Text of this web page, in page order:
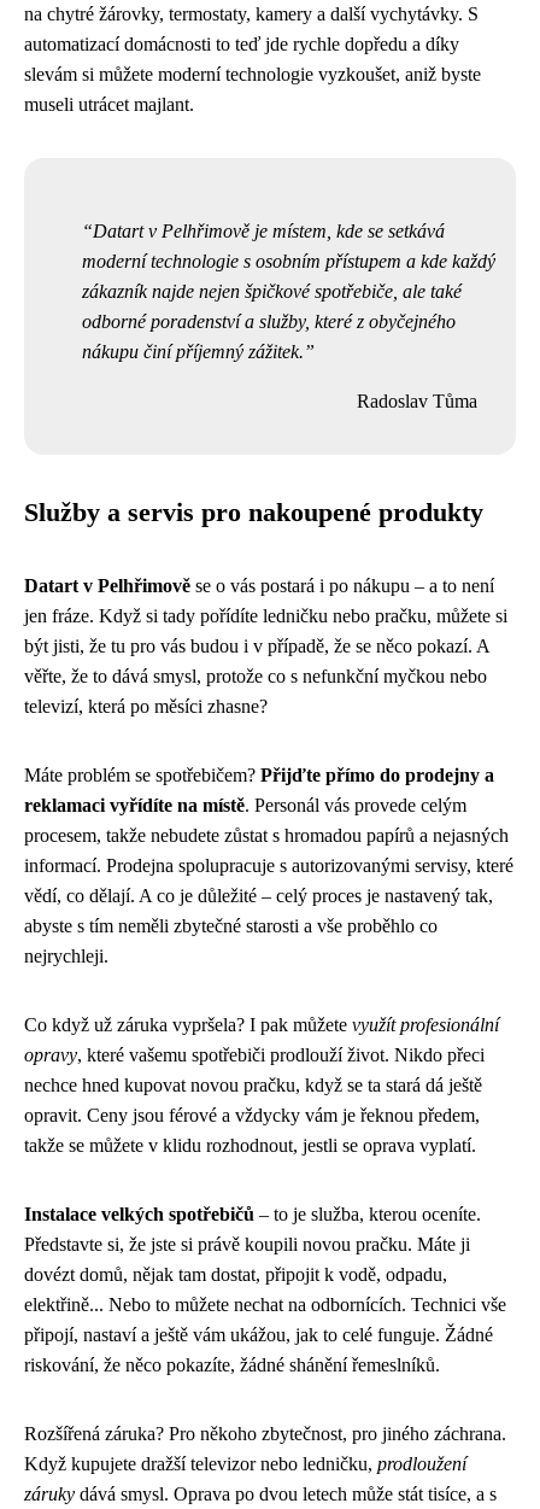
na chytré žárovky, termostaty, kamery a další vychytávky. S
automatizací domácnosti to teď jde rychle dopředu a díky
slevám si můžete moderní technologie vyzkoušet, aniž byste
museli utrácet majlant.
Datart v Pelhřimově je místem, kde se setkává
moderní technologie s osobním přístupem a kde každý
zákazník najde nejen špičkové spotřebiče, ale také
odborné poradenství a služby, které z obyčejného
nákupu činí příjemný zážitek.
Radoslav Tůma
Služby a servis pro nakoupené produkty
Datart v Pelhřimově se o vás postará i po nákupu – a to není
jen fráze. Když si tady pořídíte ledničku nebo pračku, můžete si
být jisti, že tu pro vás budou i v případě, že se něco pokazí. A
věřte, že to dává smysl, protože co s nefunkční myčkou nebo
televizí, která po měsíci zhasne?
Máte problém se spotřebičem? Přijďte přímo do prodejny a
reklamaci vyřídíte na místě. Personál vás provede celým
procesem, takže nebudete zůstat s hromadou papírů a nejasných
informací. Prodejna spolupracuje s autorizovanými servisy, které
vědí, co dělají. A co je důležité – celý proces je nastavený tak,
abyste s tím neměli zbytečné starosti a vše proběhlo co
nejrychleji.
Co když už záruka vypršela? I pak můžete využít profesionální
opravy, které vašemu spotřebiči prodlouží život. Nikdo přeci
nechce hned kupovat novou pračku, když se ta stará dá ještě
opravit. Ceny jsou férové a vždycky vám je řeknou předem,
takže se můžete v klidu rozhodnout, jestli se oprava vyplatí.
Instalace velkých spotřebičů – to je služba, kterou oceníte.
Představte si, že jste si právě koupili novou pračku. Máte ji
dovézt domů, nějak tam dostat, připojit k vodě, odpadu,
elektřině... Nebo to můžete nechat na odbornících. Technici vše
připojí, nastaví a ještě vám ukážou, jak to celé funguje. Žádné
riskování, že něco pokazíte, žádné shánění řemeslníků.
Rozšířená záruka? Pro někoho zbytečnost, pro jiného záchrana.
Když kupujete dražší televizor nebo ledničku, prodloužení
záruky dává smysl. Oprava po dvou letech může stát tisíce, a s